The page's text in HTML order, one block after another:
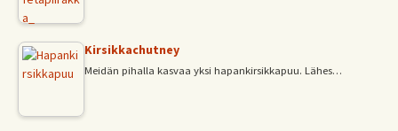
Kirsikkachutney
Meidän pihalla kasvaa yksi hapankirsikkapuu. Lähes…